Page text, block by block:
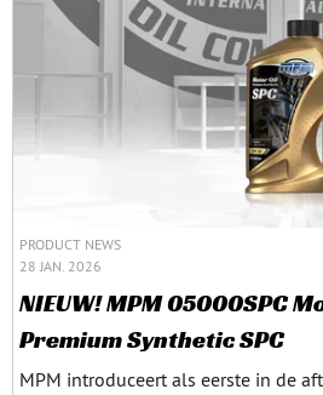
PRODUCT NEWS
28 JAN. 2026
NIEUW! MPM 05000SPC
Premium Synthetic SPC
MPM introduceert als eerste in de